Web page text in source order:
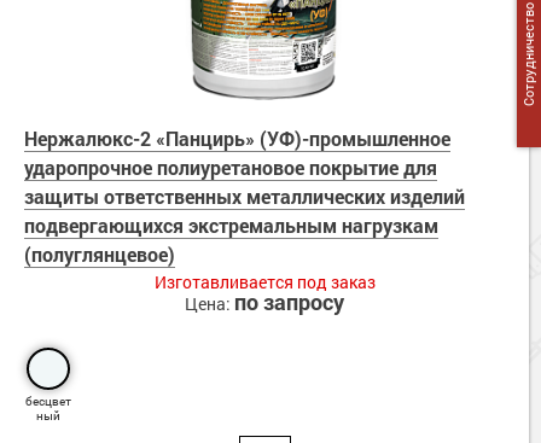
Нержалюкс-2 «Панцирь» (УФ)-промышленное
ударопрочное полиуретановое покрытие для
защиты ответственных металлических изделий
подвергающихся экстремальным нагрузкам
(полуглянцевое)
Изготавливается под заказ
Цена: по запросу
бесцвет
ный
Сотрудничество